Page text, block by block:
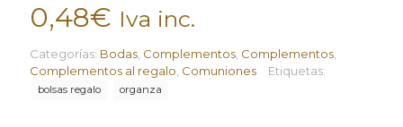
0,48€ Iva inc.
Categorías: Bodas Complementos Complementos
Complementos al regalo Comuniones Etiquetas:
bolsas regalo organza